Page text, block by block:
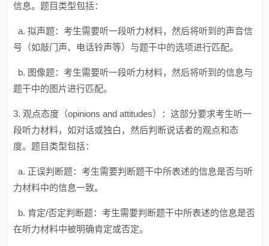
信息。题目类型包括：
a. 拟声题：考生需要听一段听力材料，然后将听到的声音信
号（如敲门声、电话铃声等）与题干中的选项进行匹配。
b. 图像题：考生需要听一段听力材料，然后将听到的信息与
题干中的图片进行匹配。
3. 观点态度（opinions and attitudes）：这部分要求考生听一
段听力材料，如对话或独白，然后判断说话者的观点和态
度。题目类型包括：
a. 正误判断题：考生需要判断题干中所表述的信息是否与听
力材料中的信息一致。
b. 肯定/否定判断题：考生需要判断题干中所表述的信息是否
在听力材料中被明确肯定或否定。